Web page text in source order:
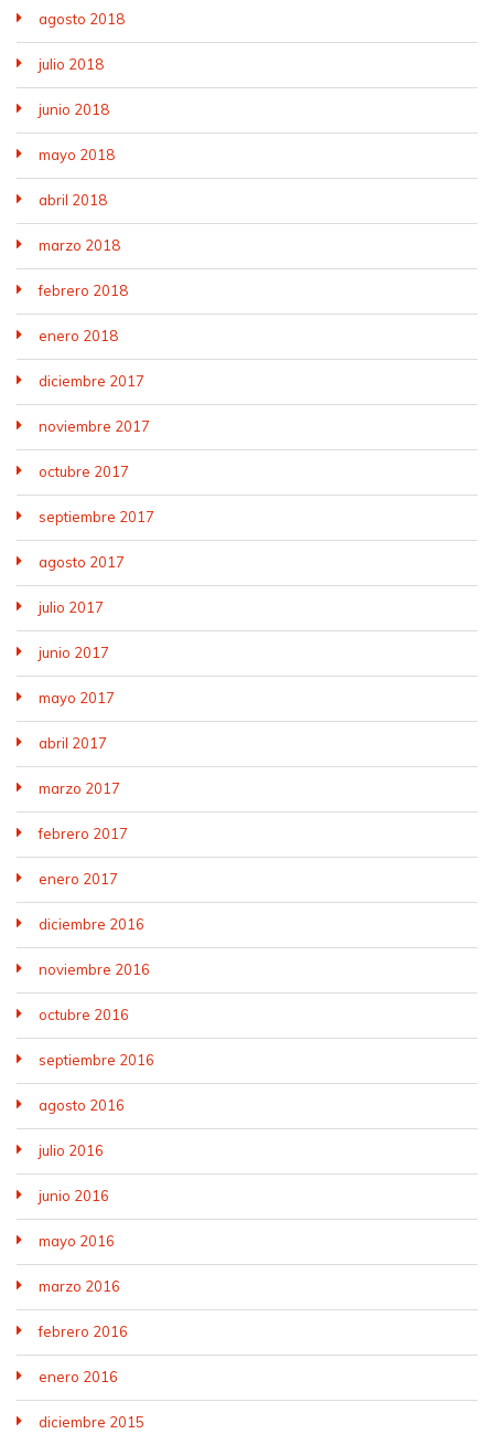
agosto 2018
julio 2018
junio 2018
mayo 2018
abril 2018
marzo 2018
febrero 2018
enero 2018
diciembre 2017
noviembre 2017
octubre 2017
septiembre 2017
agosto 2017
julio 2017
junio 2017
mayo 2017
abril 2017
marzo 2017
febrero 2017
enero 2017
diciembre 2016
noviembre 2016
octubre 2016
septiembre 2016
agosto 2016
julio 2016
junio 2016
mayo 2016
marzo 2016
febrero 2016
enero 2016
diciembre 2015